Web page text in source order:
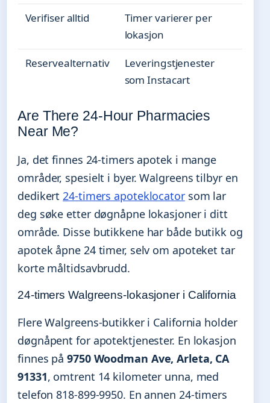
Verifiser alltid
Timer varierer per
lokasjon
Reservealternativ
Leveringstjenester
som Instacart
Are There 24-Hour Pharmacies
Near Me?
Ja, det finnes 24-timers apotek i mange
områder, spesielt i byer. Walgreens tilbyr en
dedikert24-timers apoteklocatorsom lar
deg søke etter døgnåpne lokasjoner i ditt
område. Disse butikkene har både butikk og
apotek åpne 24 timer, selv om apoteket tar
korte måltidsavbrudd.
24-timers Walgreens-lokasjoner i California
Flere Walgreens-butikker i California holder
døgnåpent for apotektjenester. En lokasjon
finnes på9750 Woodman Ave, Arleta, CA
91331, omtrent 14 kilometer unna, med
telefon 818-899-9950. En annen 24-timers